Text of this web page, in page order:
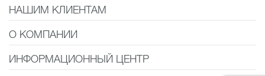
НАШИМ КЛИЕНТАМ
О КОМПАНИИ
ИНФОРМАЦИОННЫЙ ЦЕНТР